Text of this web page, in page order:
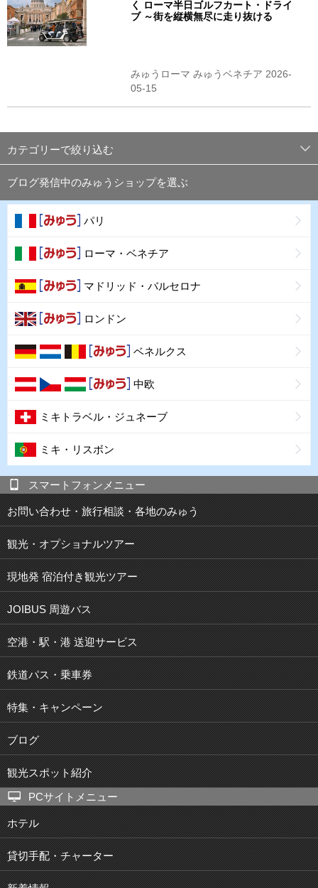
く ローマ半日ゴルフカート・ドライ
ブ ～街を縦横無尽に走り抜ける
みゅうローマ みゅうベネチア 2026-
05-15
カテゴリーで絞り込む
ブログ発信中のみゅうショップを選ぶ
パリ
ローマ・ベネチア
マドリッド・バルセロナ
ロンドン
ベネルクス
中欧
ミキトラベル・ジュネーブ
ミキ・リスボン
スマートフォンメニュー
お問い合わせ・旅行相談・各地のみゅう
観光・オプショナルツアー
現地発 宿泊付き観光ツアー
JOIBUS 周遊バス
空港・駅・港 送迎サービス
鉄道パス・乗車券
特集・キャンペーン
ブログ
観光スポット紹介
PCサイトメニュー
ホテル
貸切手配・チャーター